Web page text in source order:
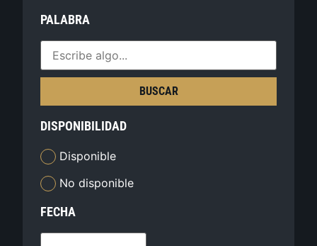
PALABRA
BUSCAR
DISPONIBILIDAD
Disponible
No disponible
FECHA